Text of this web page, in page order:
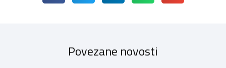
Povezane novosti